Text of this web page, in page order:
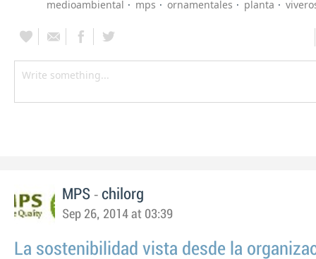
medioambiental
mps ornamentales planta
MPS - chilorg
Sep 26, 2014 at 03:39
La sostenibilidad vista desde la